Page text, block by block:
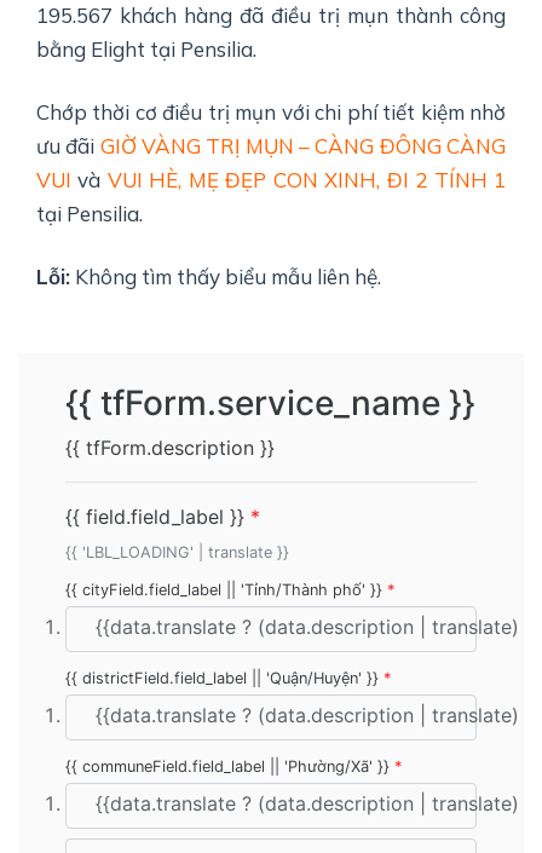
195.567 khách hàng đã điều trị mụn thành công
bằng Elight tại Pensilia.
Chớp thời cơ điều trị mụn với chi phí tiết kiệm nhờ
ưu đãi GIỜ VÀNG TRỊ MỤN – CÀNG ĐÔNG CÀNG
VUI và VUI HÈ, MẸ ĐẸP CON XINH, ĐI 2 TÍNH 1
tại Pensilia.
Lỗi: Không tìm thấy biểu mẫu liên hệ.